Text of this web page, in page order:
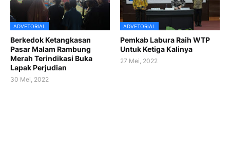
ADVETORIAL
Berkedok Ketangkasan
Pasar Malam Rambung
Merah Terindikasi Buka
Lapak Perjudian
30 Mei, 2022
ADVETORIAL
Pemkab Labura Raih WTP
Untuk Ketiga Kalinya
27 Mei, 2022